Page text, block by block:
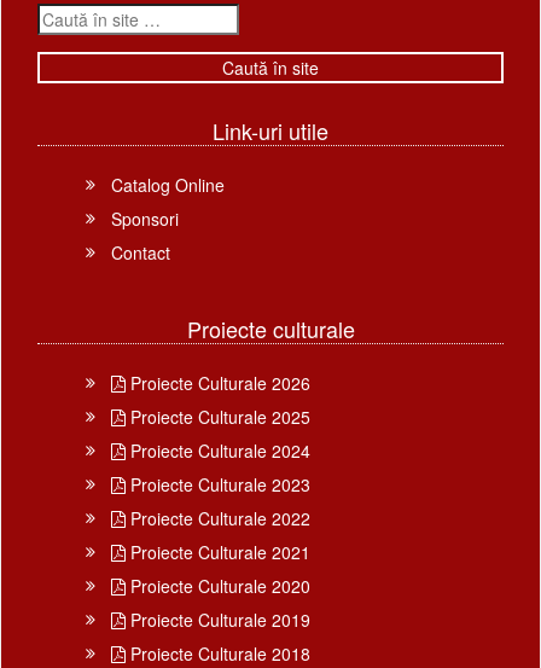
Link-uri utile
Catalog Online
Sponsori
Contact
Proiecte culturale
Proiecte Culturale 2026
Proiecte Culturale 2025
Proiecte Culturale 2024
Proiecte Culturale 2023
Proiecte Culturale 2022
Proiecte Culturale 2021
Proiecte Culturale 2020
Proiecte Culturale 2019
Proiecte Culturale 2018